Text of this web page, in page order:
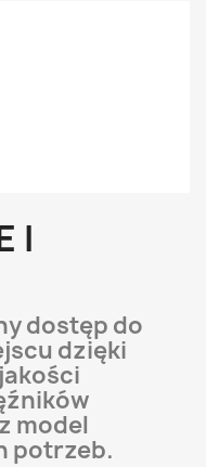
I
dostęp do
dzięki
model
potrzeb.